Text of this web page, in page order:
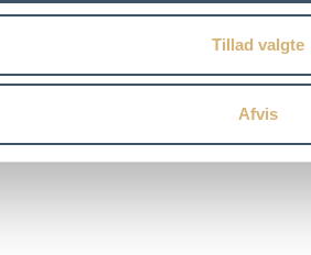
Tillad valgte
Afvis